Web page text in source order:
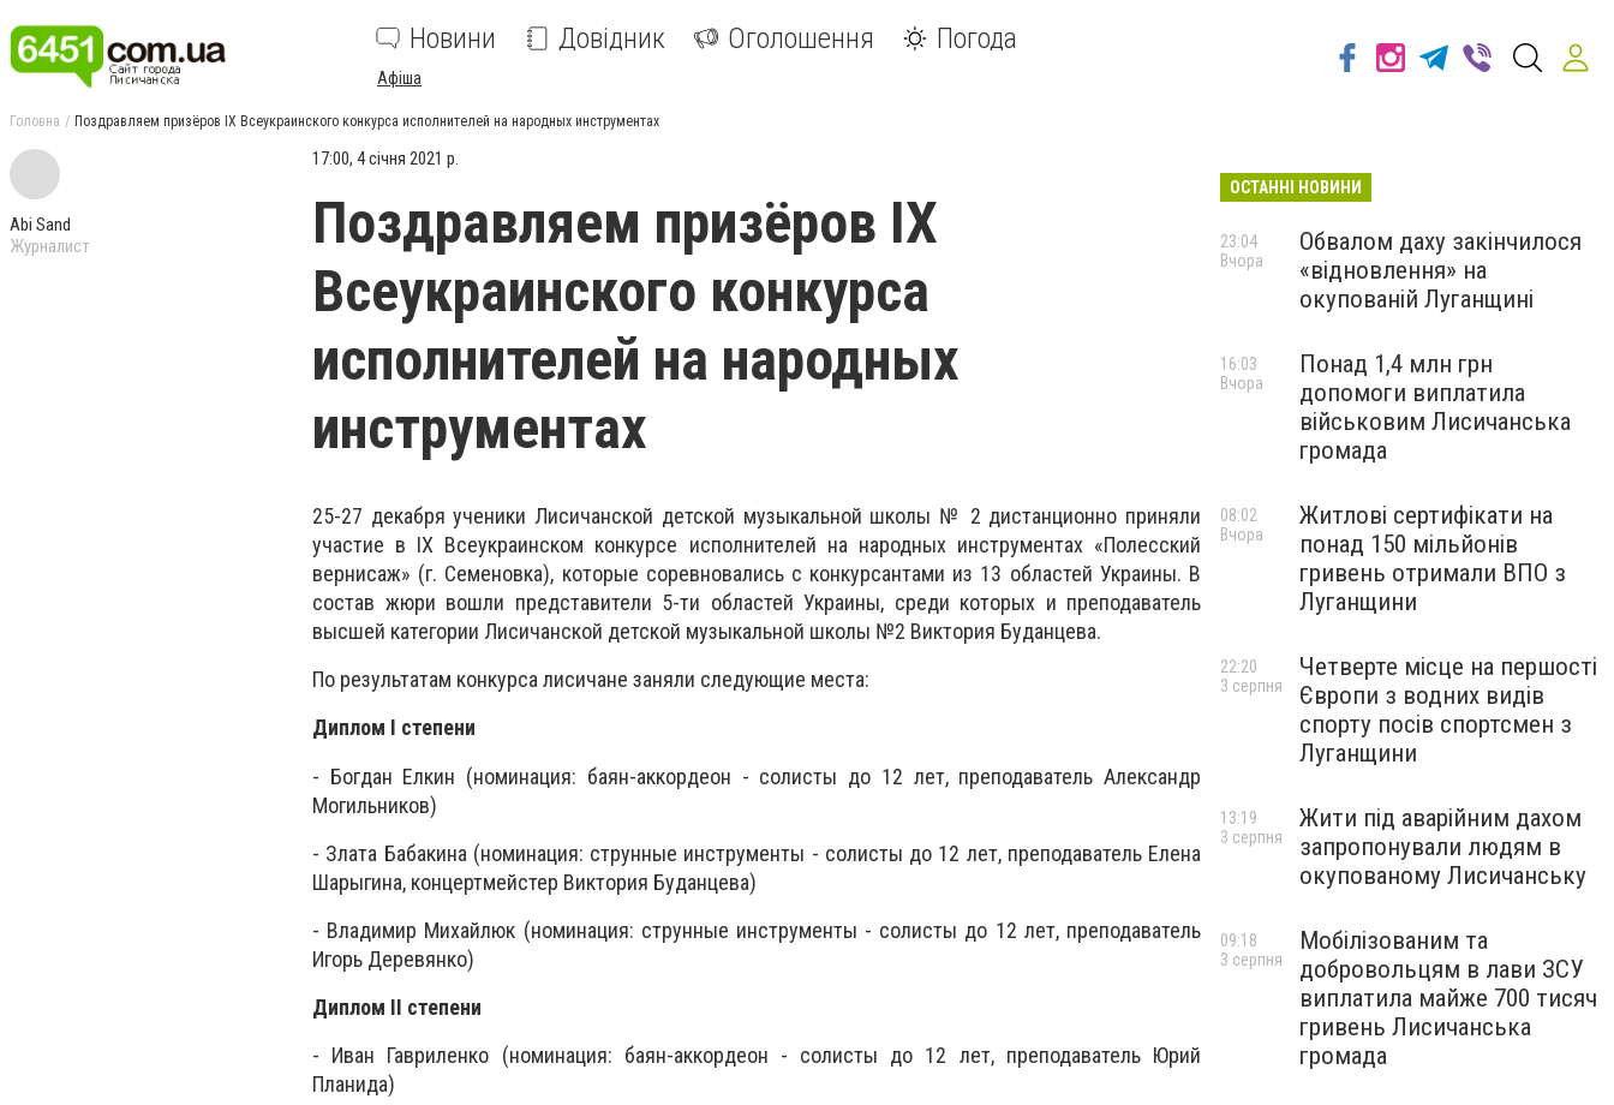
Новини Довідник Оголошення Погода
Афіша
Головна Поздравляем призёров IХ Всеукраинского конкурса исполнителей на народных инструментах
Abi Sand
Журналист
17:00, 4 січня 2021 р.
Поздравляем призёров IХ
Всеукраинского конкурса
исполнителей на народных
инструментах
25-27 декабря ученики Лисичанской детской музыкальной школы № 2 дистанционно приняли
участие в IX Всеукраинском конкурсе исполнителей на народных инструментах «Полесский
вернисаж» (г. Семеновка), которые соревновались с конкурсантами из 13 областей Украины. В
состав жюри вошли представители 5-ти областей Украины, среди которых и преподаватель
высшей категории Лисичанской детской музыкальной школы №2 Виктория Буданцева.
По результатам конкурса лисичане заняли следующие места:
Диплом I степени
- Богдан Елкин (номинация: баян-аккордеон - солисты до 12 лет, преподаватель Александр
Могильников)
- Злата Бабакина (номинация: струнные инструменты - солисты до 12 лет, преподаватель Елена
Шарыгина, концертмейстер Виктория Буданцева)
- Владимир Михайлюк (номинация: струнные инструменты - солисты до 12 лет, преподаватель
Игорь Деревянко)
Диплом II степени
- Иван Гавриленко (номинация: баян-аккордеон - солисты до 12 лет, преподаватель Юрий
Планида)
ОСТАННІ НОВИНИ
Обвалом даху закінчилося
«відновлення» на
окупованій Луганщині
23:04
Вчора
Понад 1,4 млн грн
допомоги виплатила
військовим Лисичанська
громада
16:03
Вчора
Житлові сертифікати на
понад 150 мільйонів
гривень отримали ВПО з
Луганщини
08:02
Вчора
Четверте місце на першості
Європи з водних видів
спорту посів спортсмен з
Луганщини
22:20
3 серпня
Жити під аварійним дахом
запропонували людям в
окупованому Лисичанську
13:19
3 серпня
Мобілізованим та
добровольцям в лави ЗСУ
виплатила майже 700 тисяч
гривень Лисичанська
громада
09:18
3 серпня